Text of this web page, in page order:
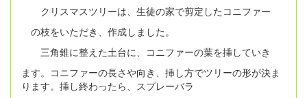
クリスマスツリーは、生徒の家で剪定したコニファー
の枝をいただき、作成しました。
三角錐に整えた土台に、コニファーの葉を挿していき
ます。コニファーの長さや向き、挿し方でツリーの形が決ま
ります。挿し終わったら、スプレーバラ